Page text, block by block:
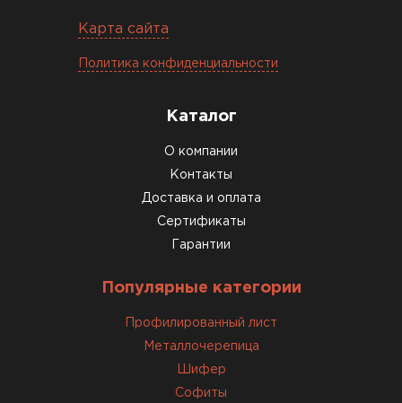
Карта сайта
Политика конфиденциальности
Каталог
О компании
Контакты
Доставка и оплата
Сертификаты
Гарантии
Популярные категории
Профилированный лист
Металлочерепица
Шифер
Софиты
Комплектующие
ПЕРЕЙТИ